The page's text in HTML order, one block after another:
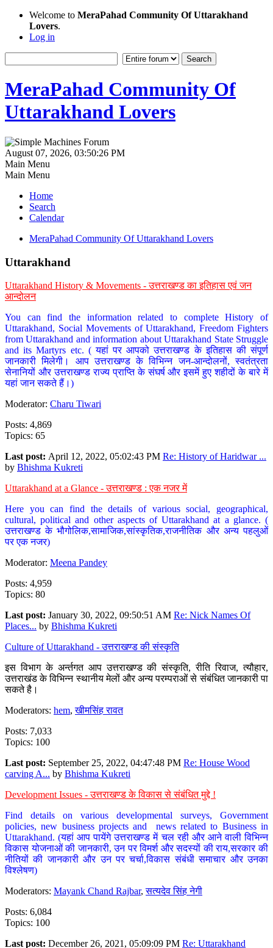
Welcome to MeraPahad Community Of Uttarakhand
Lovers.
Log in
MeraPahad Community Of
Uttarakhand Lovers
August 07, 2026, 03:50:26 PM
Main Menu
Main Menu
Home
Search
Calendar
MeraPahad Community Of Uttarakhand Lovers
Uttarakhand
Uttarakhand History & Movements - उत्तराखण्ड का इतिहास एवं जन
आन्दोलन
You can find the information related to complete History of
Uttarakhand, Social Movements of Uttarakhand, Freedom Fighters
from Uttarakhand and information about Uttarakhand State Struggle
and its Martyrs etc. ( यहां पर आपको उत्तराखण्ड के इतिहास की संपूर्ण
जानकारी मिलेगी। आप उत्तराखण्ड के विभिन्न जन-आन्दोलनों, स्वतंत्रता
सेनानियों और उत्तराखण्ड राज्य प्राप्ति के संघर्ष और इसमें हुए शहीदों के बारे में
यहां जान सकते हैं।)
Moderator: Charu Tiwari
Posts: 4,869
Topics: 65
Last post: April 12, 2022, 05:02:43 PM Re: History of Haridwar ...
by Bhishma Kukreti
Uttarakhand at a Glance - उत्तराखण्ड : एक नजर में
Here you can find the details of various social, geographical,
cultural, political and other aspects of Uttarakhand at a glance. (
उत्तराखण्ड के भौगोलिक,सामाजिक,सांस्कृतिक,राजनीतिक और अन्य पहलुओं
पर एक नजर)
Moderator: Meena Pandey
Posts: 4,959
Topics: 80
Last post: January 30, 2022, 09:50:51 AM Re: Nick Names Of
Places... by Bhishma Kukreti
Culture of Uttarakhand - उत्तराखण्ड की संस्कृति
इस विभाग के अर्न्तगत आप उत्तराखण्ड की संस्कृति, रीति रिवाज, त्यौहार,
उत्तराखंड के विभिन्न स्थानीय मेलों और अन्य परम्पराओं से संबंधित जानकारी पा
सकते है।
Moderators: hem,खीमसिंह रावत
Posts: 7,033
Topics: 100
Last post: September 25, 2022, 04:47:48 PM Re: House Wood
carving A... by Bhishma Kukreti
Development Issues - उत्तराखण्ड के विकास से संबंधित मुद्दे !
Find details on various developmental surveys, Government
policies, new business projects and news related to Business in
Uttarakhand. (यहां आप पायेंगे उत्तराखण्ड में चल रही और आने वाली विभिन्न
विकास योजनाओं की जानकारी, उन पर विमर्श और सदस्यों की राय,सरकार की
नीतियों की जानकारी और उन पर चर्चा,विकास संबंधी समाचार और उनका
विश्लेषण)
Moderators: Mayank Chand Rajbar,सत्यदेव सिंह नेगी
Posts: 6,084
Topics: 100
Last post: December 26, 2021, 05:09:09 PM Re: Uttarakhand